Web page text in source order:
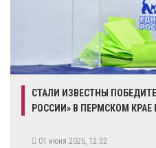
​СТАЛИ ИЗВЕСТНЫ
РОССИИ» В ПЕРМСКОМ
01 июня 2026, 12:32